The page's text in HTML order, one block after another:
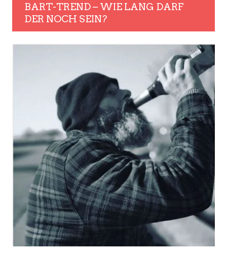
BART-TREND – WIE LANG DARF
DER NOCH SEIN?